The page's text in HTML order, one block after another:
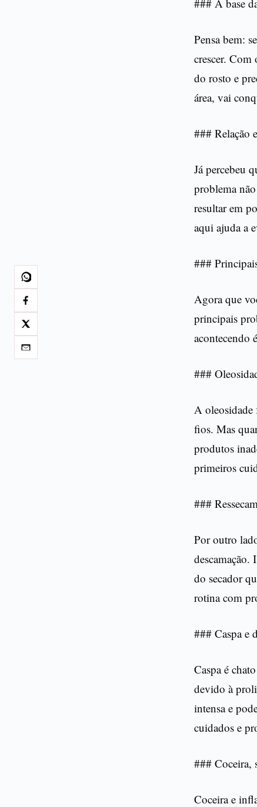
### A base
Pensa bem:
crescer. Com
do rosto e
área, vai
### Relação
Já percebeu
problema
resultar em
aqui ajuda a
###
Agora que
principais
acontecendo
###
A oleosidade
fios. Mas
produtos
primeiros
###
Por outro
descamação.
do secador
rotina com
### Caspa e
Caspa é
devido à
intensa e
cuidados e
### Coceira,
Coceira e